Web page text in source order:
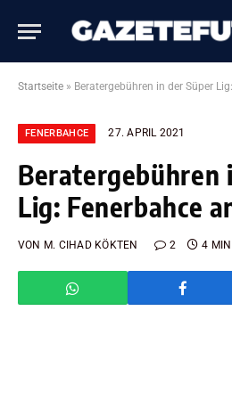
Startseite » Beratergebühren in der Süper
FENERBAHCE 27. APRIL 2021
Beratergebühren
Lig: Fenerbahce
VON M. CIHAD KÖKTEN 2 4